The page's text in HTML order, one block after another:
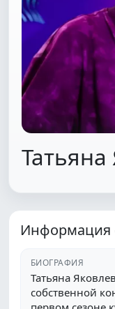
Татьяна
Информация
БИОГРАФИЯ
Татьяна
собственной